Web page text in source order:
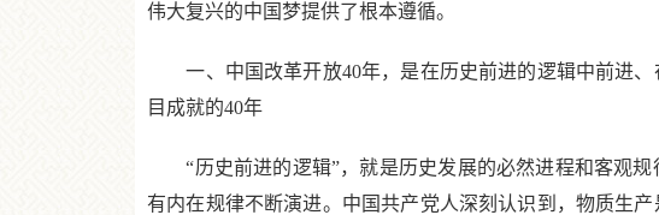
伟大复兴的中国梦提供了根本遵循。
一、中国改革开放40年，是在历史前进的逻辑中前进、
目成就的40年
“历史前进的逻辑”，就是历史发展的必然进程和客观规
有内在规律不断演进。中国共产党人深刻认识到，物质生